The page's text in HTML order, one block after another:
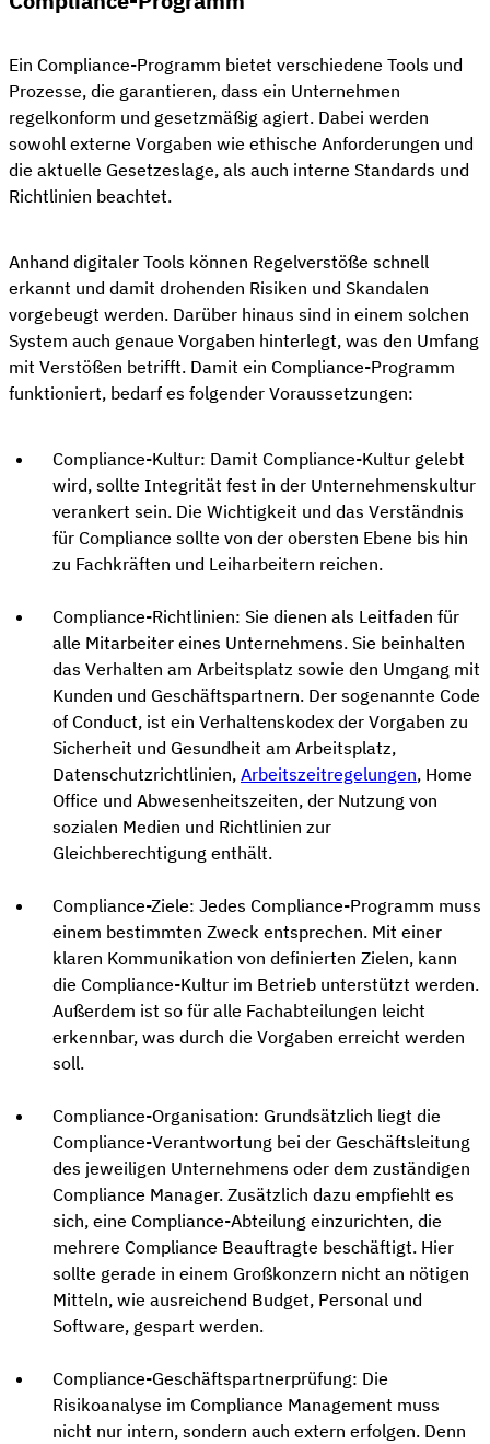
Ein Compliance-Programm bietet verschiedene Tools und
Prozesse, die garantieren, dass ein Unternehmen
regelkonform und gesetzmäßig agiert. Dabei werden
sowohl externe Vorgaben wie ethische Anforderungen und
die aktuelle Gesetzeslage, als auch interne Standards und
Richtlinien beachtet.
Anhand digitaler Tools können Regelverstöße schnell
erkannt und damit drohenden Risiken und Skandalen
vorgebeugt werden. Darüber hinaus sind in einem solchen
System auch genaue Vorgaben hinterlegt, was den Umfang
mit Verstößen betrifft. Damit ein Compliance-Programm
funktioniert, bedarf es folgender Voraussetzungen:
Compliance-Kultur: Damit Compliance-Kultur gelebt
wird, sollte Integrität fest in der Unternehmenskultur
verankert sein. Die Wichtigkeit und das Verständnis
für Compliance sollte von der obersten Ebene bis hin
zu Fachkräften und Leiharbeitern reichen.
Compliance-Richtlinien: Sie dienen als Leitfaden für
alle Mitarbeiter eines Unternehmens. Sie beinhalten
das Verhalten am Arbeitsplatz sowie den Umgang mit
Kunden und Geschäftspartnern. Der sogenannte Code
of Conduct, ist ein Verhaltenskodex der Vorgaben zu
Sicherheit und Gesundheit am Arbeitsplatz,
Datenschutzrichtlinien, Arbeitszeitregelungen, Home
Office und Abwesenheitszeiten, der Nutzung von
sozialen Medien und Richtlinien zur
Gleichberechtigung enthält.
Compliance-Ziele: Jedes Compliance-Programm muss
einem bestimmten Zweck entsprechen. Mit einer
klaren Kommunikation von definierten Zielen, kann
die Compliance-Kultur im Betrieb unterstützt werden.
Außerdem ist so für alle Fachabteilungen leicht
erkennbar, was durch die Vorgaben erreicht werden
soll.
Compliance-Organisation: Grundsätzlich liegt die
Compliance-Verantwortung bei der Geschäftsleitung
des jeweiligen Unternehmens oder dem zuständigen
Compliance Manager. Zusätzlich dazu empfiehlt es
sich, eine Compliance-Abteilung einzurichten, die
mehrere Compliance Beauftragte beschäftigt. Hier
sollte gerade in einem Großkonzern nicht an nötigen
Mitteln, wie ausreichend Budget, Personal und
Software, gespart werden.
Compliance-Geschäftspartnerprüfung: Die
Risikoanalyse im Compliance Management muss
nicht nur intern, sondern auch extern erfolgen. Denn